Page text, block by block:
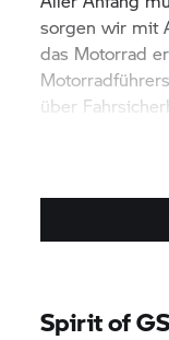
sorgen wir mit
das Motorrad
über
Spirit of GS